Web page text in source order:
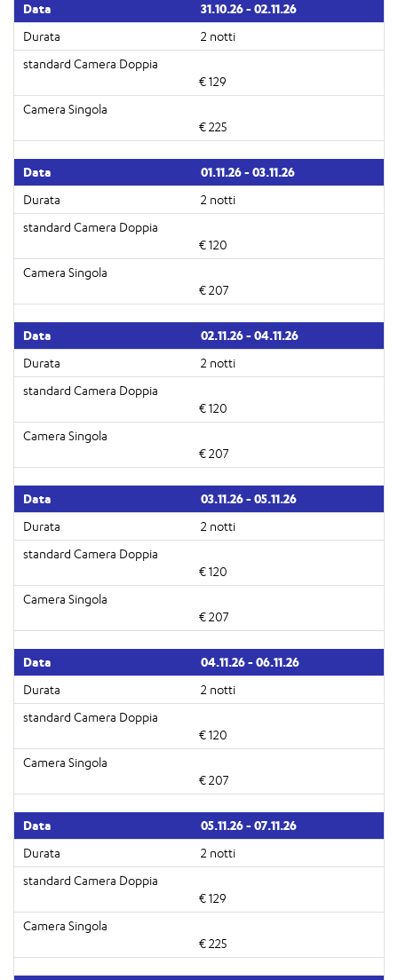
31.10.26 - 02.11.26
2 notti
€ 129
€ 225
01.11.26 - 03.11.26
2 notti
€ 120
€ 207
02.11.26 - 04.11.26
2 notti
€ 120
€ 207
03.11.26 - 05.11.26
2 notti
€ 120
€ 207
04.11.26 - 06.11.26
2 notti
€ 120
€ 207
05.11.26 - 07.11.26
2 notti
€ 129
€ 225